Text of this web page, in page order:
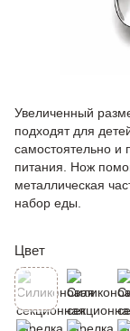
Увеличенный
подходят для
самостоятельно и
питания. Нож
металлическая
набор еды.
Цвет